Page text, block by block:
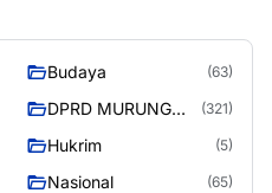
Budaya (63)
DPRD MURUNG
(321)
Hukrim (5)
Nasional (65)